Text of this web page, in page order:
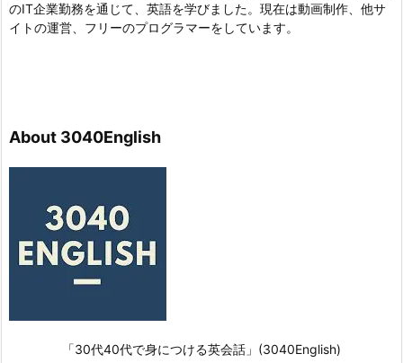
のIT企業勤務を通じて、英語を学びました。現在は動画制作、他サ
イトの運営、フリーのプログラマーをしています。
About 3040English
「30代40代で身につける英会話」(3040English)